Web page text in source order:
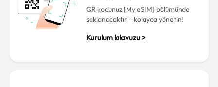
QR kodunuz [My eSIM] bölümünde
saklanacaktır – kolayca yönetin!
Kurulum kılavuzu >